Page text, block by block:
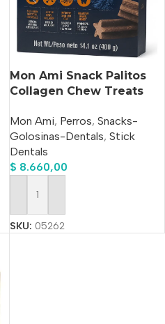
Mon Ami Snack Palitos
Collagen Chew Treats
Mon Ami, Perros, Snacks-
Golosinas-Dentals, Stick
Dentals
$ 8.660,00
Añadir Al Carrito
SKU: 05262